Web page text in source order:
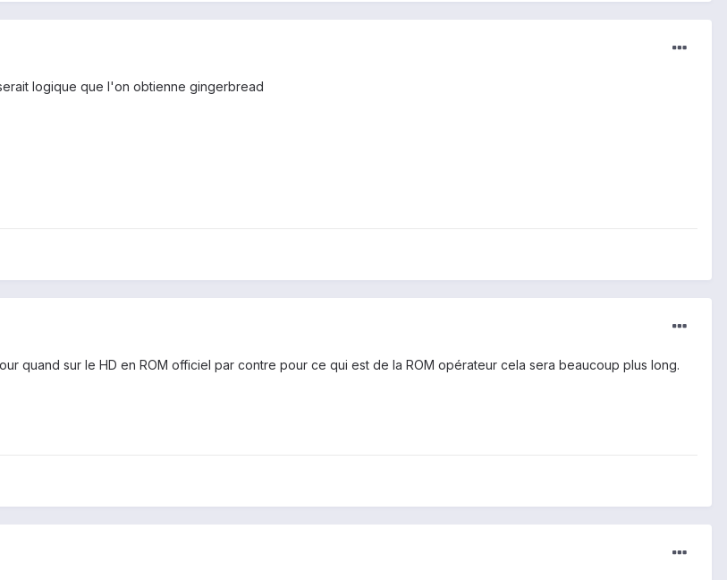
logique que l'on obtienne gingerbread
quand sur le HD en ROM officiel par contre pour ce qui est de la ROM opérateur cela sera beaucoup plus long.